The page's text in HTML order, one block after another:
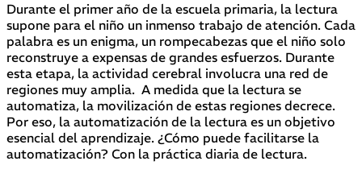
Durante el primer año de la escuela primaria, la lectura
supone para el niño un inmenso trabajo de atención. Cada
palabra es un enigma, un rompecabezas que el niño solo
reconstruye a expensas de grandes esfuerzos. Durante
esta etapa, la actividad cerebral involucra una red de
regiones muy amplia. A medida que la lectura se
automatiza, la movilización de estas regiones decrece.
Por eso, la automatización de la lectura es un objetivo
esencial del aprendizaje. ¿Cómo puede facilitarse la
automatización? Con la práctica diaria de lectura.